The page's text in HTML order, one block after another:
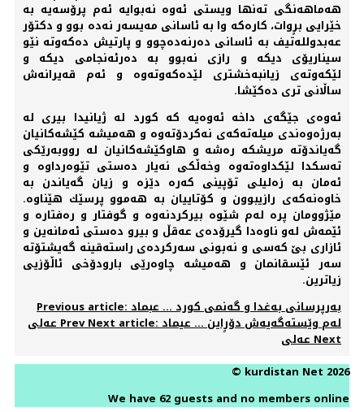
هه‌ماهه‌نگی ته‌نها ویستی ئه‌وه‌ نه‌بوایه‌ ئه‌م پرۆسه‌یه‌ به‌
خێرایی برٍوات، كاره‌كه‌ وا به‌ ئاسانی مه‌یسه‌ر نه‌ده‌ بوو و دكتۆر
عه‌بدولله‌تیف به‌ ئاسانی ده‌رنه‌ده‌چوو و پارتیش ده‌كه‌وته‌ نێو
سیناریۆی دیكه‌ و رازی نه‌بوو به‌ ده‌رئه‌نجامی دیكه‌ و
لێكه‌وته‌ی زیانبه‌خشتری لێده‌كه‌وته‌وه‌ و ئه‌م قه‌یرانه‌ش
ساڵانی تری ده‌كێشا.
ئه‌وه‌ی جێگه‌ی داخه‌ ئه‌وه‌یه‌ كه‌ كورد له‌ ژیانیدا بیری له‌
به‌رژه‌وه‌ندی میله‌ته‌كه‌ی نه‌كردۆته‌وه‌ و هه‌میشه‌ كێشه‌كانیان
گه‌یاندۆته‌ مریشكه‌ ره‌شه‌ و هاوكێشه‌كانیان له‌ رووبه‌رێكی
ته‌سكدا لێكداوه‌ته‌وه‌ وخه‌ڵكی نه‌یار ده‌ستی تێوه‌رداوه‌ و
ئه‌مان به‌ زه‌لیلی تۆپینی كه‌ره‌ دێزه‌ و زیان گه‌یاندن به‌
خاوه‌نه‌كه‌ی رازیبوون و كۆتاییان به‌ هه‌موو پرسێك هێناوه‌.
مێژوومان پره‌ له‌م شێوه‌ بیركردنه‌وه‌ و گوفتار و ره‌فتاره‌ و
ئێمه‌ش له‌و ناوه‌دا گیرۆده‌ی عه‌قڵ و بیرو ده‌ستی ئه‌مانه‌ین و
ئازاری بێ كه‌سی و نه‌بونی سه‌ركرده‌ی راسته‌قینه‌ گه‌یشتۆته‌
سه‌ر ئێسقانمان و هه‌میشه‌ چاوه‌رێی بارودۆخی ئاڵۆزیی
زیاترین.
Previous article: به‌رپرسانی به‌غدا و گه‌نمی كورد ... عبماد
عه‌لیPrevNext article: له‌م وێسته‌گه‌یه‌ش دۆرٍاین ... عیماد
عه‌لیNext
© kurdistan Net 2026
We have 62 guests and no members online